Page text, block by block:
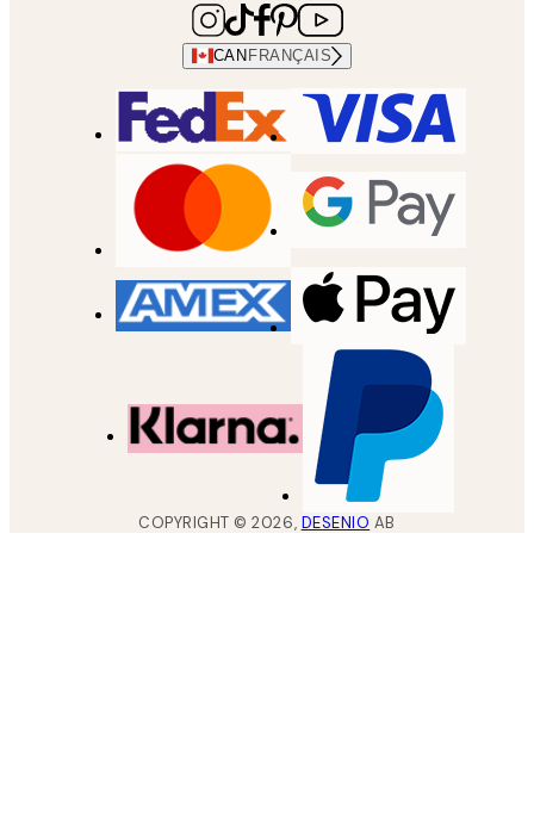
CAN FRANÇAIS
COPYRIGHT ©2026, DESENIO AB